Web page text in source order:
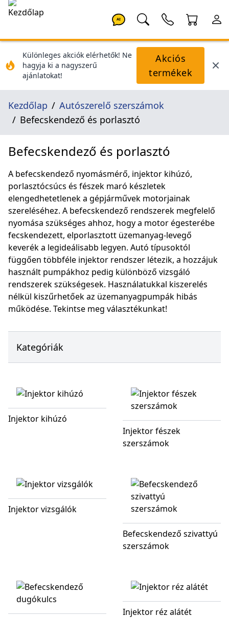
AI
Különleges akciók elérhetők! Ne
hagyja ki a nagyszerű
ajánlatokat!
Akciós
termékek
Kezdőlap
Autószerelő szerszámok
Befecskendező és porlasztó
Befecskendező és porlasztó
A befecskendező nyomásmérő, injektor kihúzó,
porlasztócsúcs és fészek maró készletek
elengedhetetlenek a gépjárművek motorjainak
szereléséhez. A befecskendező rendszerek megfelelő
nyomása szükséges ahhoz, hogy a motor égesterébe
fecskendezett, elporlasztott üzemanyag-levegő
keverék a legideálisabb legyen. Autó típusoktól
függően többféle injektor rendszer létezik, a hozzájuk
használt pumpákhoz pedig különböző vizsgáló
rendszerek szükségesek. Használatukkal kiszerelés
nélkül kiszűrhetőek az üzemanyagpumpák hibás
működése. Tekintse meg választékunkat!
Kategóriák
Injektor kihúzó
Injektor fészek
szerszámok
Injektor vizsgálók
Befecskendező szivattyú
szerszámok
Injektor réz alátét